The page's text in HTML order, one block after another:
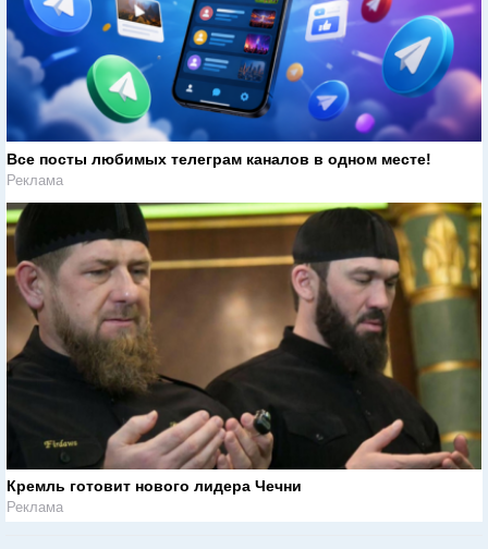
Все посты любимых телеграм каналов в одном месте!
Реклама
Кремль готовит нового лидера Чечни
Реклама